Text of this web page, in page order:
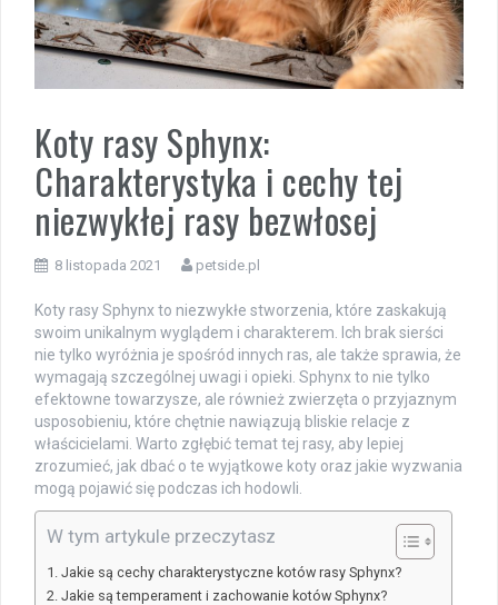
Koty rasy Sphynx:
Charakterystyka i cechy tej
niezwykłej rasy bezwłosej
8 listopada 2021 petside.pl
Koty rasy Sphynx to niezwykłe stworzenia, które zaskakują
swoim unikalnym wyglądem i charakterem. Ich brak sierści
nie tylko wyróżnia je spośród innych ras, ale także sprawia, że
wymagają szczególnej uwagi i opieki. Sphynx to nie tylko
efektowne towarzysze, ale również zwierzęta o przyjaznym
usposobieniu, które chętnie nawiązują bliskie relacje z
właścicielami. Warto zgłębić temat tej rasy, aby lepiej
zrozumieć, jak dbać o te wyjątkowe koty oraz jakie wyzwania
mogą pojawić się podczas ich hodowli.
W tym artykule przeczytasz
Jakie są cechy charakterystyczne kotów rasy Sphynx?
Jakie są temperament i zachowanie kotów Sphynx?